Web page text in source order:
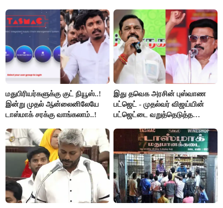
கோரிக்கை!
மதுபிரியர்களுக்கு குட் நியூஸ்..!
இன்று முதல் ஆன்லைனிலேயே
டாஸ்மாக் சரக்கு வாங்கலாம்..!
இது தவெக அரசின் புஸ்வாண
பட்ஜெட் - முதல்வர் விஜய்யின்
பட்ஜெட்டை வறுத்தெடுத்த